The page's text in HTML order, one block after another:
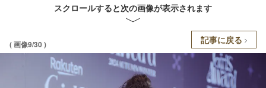
スクロールすると次の画像が表示されます
( 画像9/30 ) 記事に戻る